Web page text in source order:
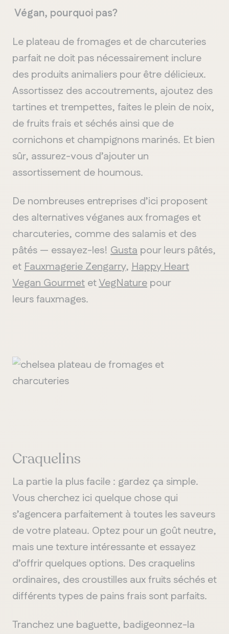
Végan, pourquoi pas?
Le plateau de fromages et de charcuteries
parfait ne doit pas nécessairement inclure
des produits animaliers pour être délicieux.
Assortissez des accoutrements, ajoutez des
tartines et trempettes, faites le plein de noix,
de fruits frais et séchés ainsi que de
cornichons et champignons marinés. Et bien
sûr, assurez-vous d’ajouter un
assortissement de houmous.
De nombreuses entreprises d’ici proposent
des alternatives véganes aux fromages et
charcuteries, comme des salamis et des
pâtés — essayez-les! Gusta pour leurs pâtés,
etFauxmagerie Zengarry, Happy Heart
Vegan Gourmet etVegNature pour
leursfauxmages.
Craquelins
La partie la plus facile : gardez ça simple.
Vous cherchez ici quelque chose qui
s’agencera parfaitement à toutes les saveurs
de votre plateau. Optez pour un goût neutre,
mais une texture intéressante et essayez
d’offrir quelques options. Des craquelins
ordinaires, des croustilles aux fruits séchés et
différents types de pains frais sont parfaits.
Tranchez une baguette, badigeonnez-la